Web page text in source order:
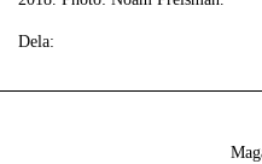
Dela: